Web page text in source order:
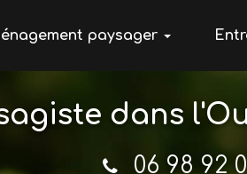
paysager
paysagèredans
06 98 92